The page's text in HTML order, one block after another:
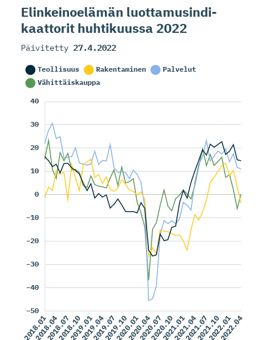
Elinkeinoelämän luottamusin­di­
kaattorit huhtikuussa 2022
Päivitetty 27.4.2022